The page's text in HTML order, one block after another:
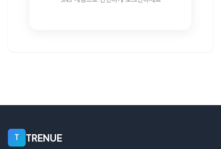
T TRENUE